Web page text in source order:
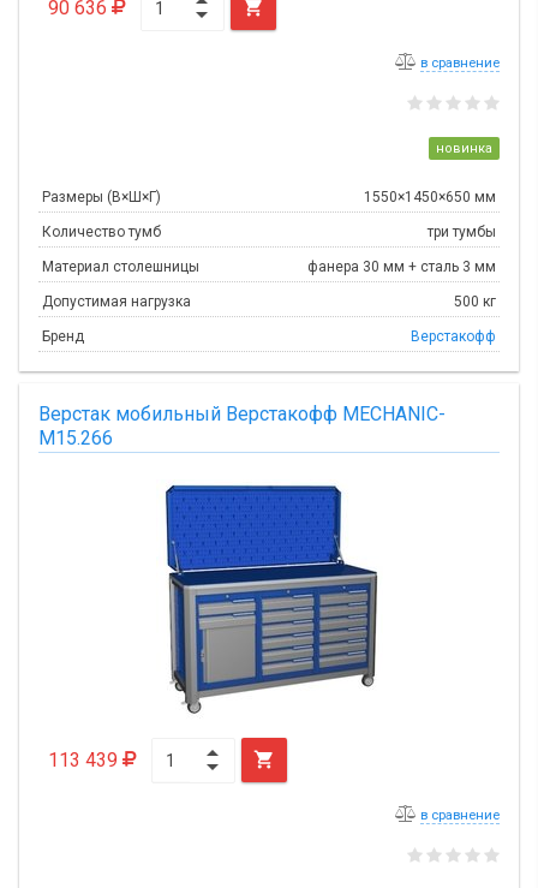
90 636 
в сравнение
новинка
Размеры (В×Ш×Г) 1550×1450×650 мм
Количество тумб три тумбы
Материал столешницы фанера 30 мм + сталь 3 мм
Допустимая нагрузка 500 кг
Бренд Верстакофф
Верстак мобильный Верстакофф MECHANIC-
М15.266
113 439 
в сравнение